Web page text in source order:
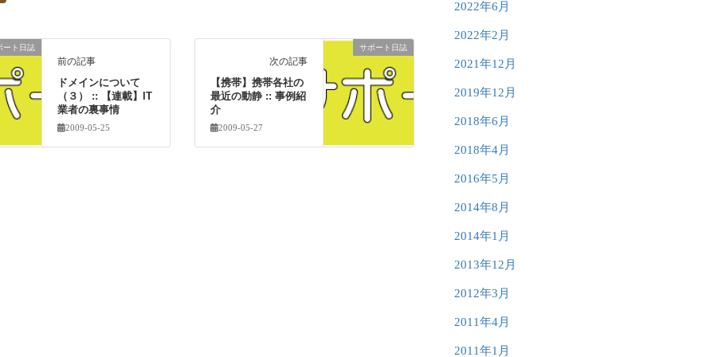
ート日誌
前の記事
ドメインについて
（３） :: 【連載】IT
業者の裏事情
2009-05-25
サポート日誌
次の記事
【携帯】携帯各社の
最近の動静 :: 事例紹
介
2009-05-27
2022年6月
2022年2月
2021年12月
2019年12月
2018年6月
2018年4月
2016年5月
2014年8月
2014年1月
2013年12月
2012年3月
2011年4月
2011年1月